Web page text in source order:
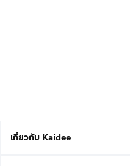
เกี่ยวกับ Kaidee